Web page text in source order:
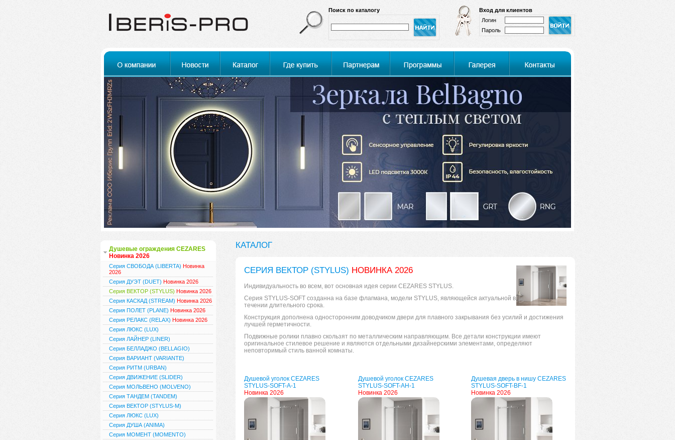
Вход для клиентов
Логин
Пароль
Поиск по каталогу
Душевые ограждения CEZARES
Новинка 2026
Серия СВОБОДА (LIBERTA) Новинка
2026
Серия ДУЭТ (DUET) Новинка 2026
Серия ВЕКТОР (STYLUS) Новинка 2026
Серия КАСКАД (STREAM) Новинка 2026
Серия ПОЛЕТ (PLANE) Новинка 2026
Серия РЕЛАКС (RELAX) Новинка 2026
Серия ЛЮКС (LUX)
Серия ЛАЙНЕР (LINER)
Серия БЕЛЛАДЖО (BELLAGIO)
Серия ВАРИАНТ (VARIANTE)
Серия РИТМ (URBAN)
Серия ДВИЖЕНИЕ (SLIDER)
Серия МОЛЬВЕНО (MOLVENO)
Серия ТАНДЕМ (TANDEM)
Серия ВЕКТОР (STYLUS-M)
Серия ЛЮКС (LUX)
Серия ДУША (ANIMA)
Серия МОМЕНТ (MOMENTO)
КАТАЛОГ
СЕРИЯ ВЕКТОР (STYLUS) НОВИНКА 2026
Индивидуальность во всем, вот основная идея серии CEZARES STYLUS.
Серия STYLUS-SOFT созданна на базе флагмана, модели STYLUS, являющейся актуальной в
течении длительного срока.
Конструкция дополнена односторонним доводчиком двери для плавного закрывания без усилий и достижения
лучшей герметичности.
Подвижные ролики плавно скользят по металлическим направляющим. Все детали конструкции имеют
оригинальное стилевое решение и являются отдельными дизайнерскими элементами, определяют
неповторимый стиль ванной комнаты.
Душевой уголок CEZARES
STYLUS-SOFT-A-1
Новинка 2026
Душевой уголок CEZARES
STYLUS-SOFT-AH-1
Новинка 2026
Душевая дверь в нишу CEZARES
STYLUS-SOFT-BF-1
Новинка 2026